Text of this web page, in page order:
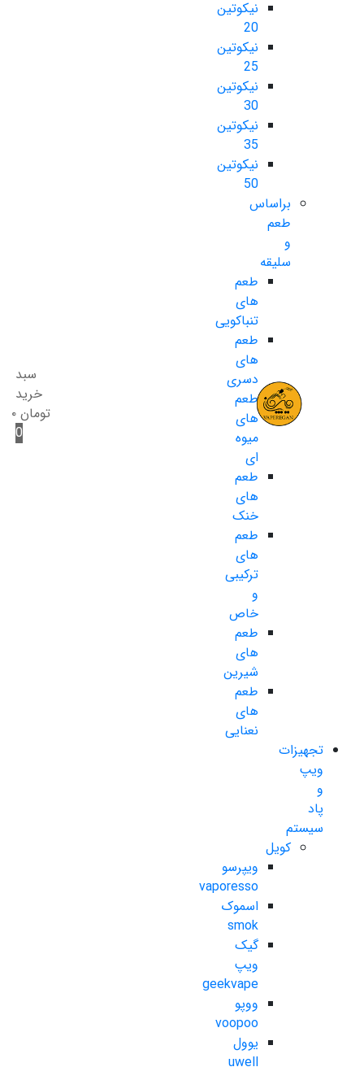
نیکوتین
20
نیکوتین
25
نیکوتین
30
نیکوتین
35
نیکوتین
50
براساس
طعم
و
سلیقه
طعم
های
تنباکویی
طعم
های
دسری
طعم
های
میوه
ای
طعم
های
خنک
طعم
های
ترکیبی
و
خاص
طعم
های
شیرین
طعم
های
نعنایی
تجهیزات
ویپ
و
پاد
سیستم
کویل
ویپرسو
vaporesso
اسموک
smok
گیک
ویپ
geekvape
ووپو
voopoo
یوول
uwell
سبد
خرید
تومان ۰
0